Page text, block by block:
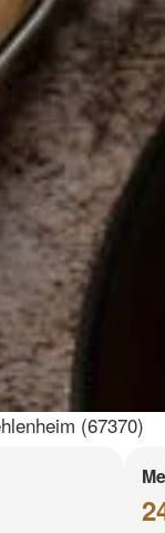
(67370)